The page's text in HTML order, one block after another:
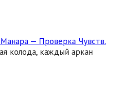
— Проверка Чувств.
колода, каждый аркан